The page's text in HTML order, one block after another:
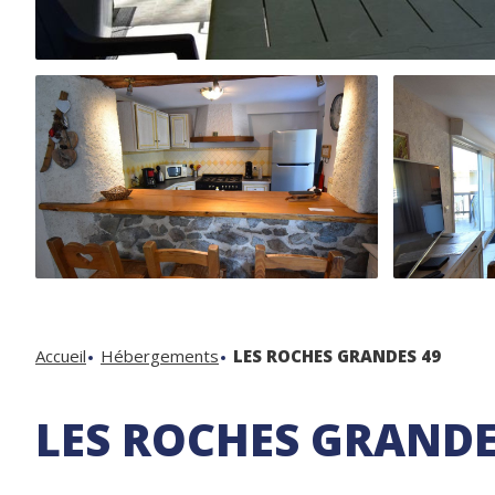
Accueil Hébergements LES ROCHES GRANDES 49
LES ROCHES